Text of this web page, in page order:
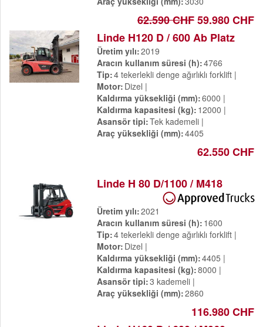
62.590 CHF59.980 CHF
Linde H120 D / 600 Ab Platz
Üretim yılı 2019
Aracın kullanım süresi (h) 4766
Tip 4 tekerlekli denge ağırlıklı forklift
Motor Dizel
Kaldırma yüksekliği (mm) 6000
Kaldırma kapasitesi (kg) 12000
Asansör tipi Tek kademeli
Araç yüksekliği (mm) 4405
62.550 CHF
Linde H 80 D/1100 / M418
Üretim yılı 2021
Aracın kullanım süresi (h) 1600
Tip 4 tekerlekli denge ağırlıklı forklift
Motor Dizel
Kaldırma yüksekliği (mm) 4405
Kaldırma kapasitesi (kg) 8000
Asansör tipi 3 kademeli
Araç yüksekliği (mm) 2860
116.980 CHF